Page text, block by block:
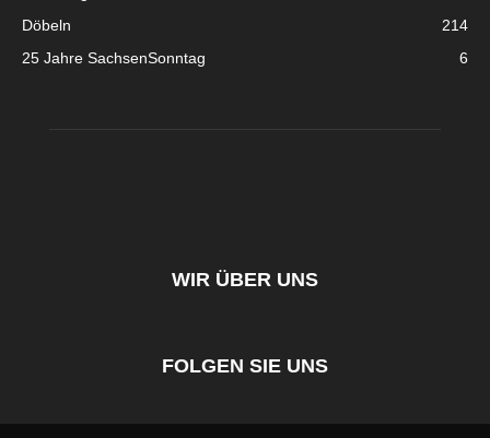
Döbeln
214
25 Jahre SachsenSonntag
6
WIR ÜBER UNS
FOLGEN SIE UNS